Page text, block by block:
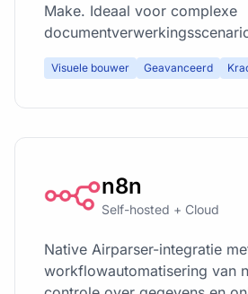
Make. Ideaal voor complexe
Visuele bouwer Geavanceerd
n8n
Self-hosted + Cloud
Native Airparser-integratie
workflowautomatisering van